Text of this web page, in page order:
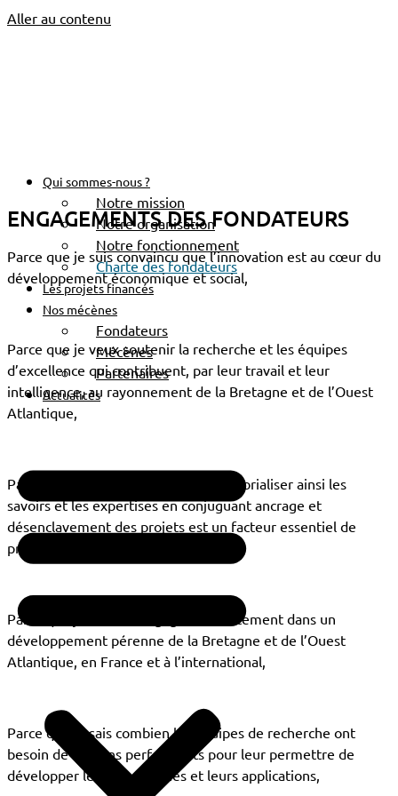
Aller au contenu
Qui sommes-nous ?
Notre mission
Notre organisation
Notre fonctionnement
Charte des fondateurs
Les projets financés
Nos mécènes
Fondateurs
Mécènes
Partenaires
Actualités
FONDATEURS
ENGAGEMENTS DES FONDATEURS
Parce que je suis convaincu que l’innovation est au cœur du
développement économique et social,
Parce que je veux soutenir la recherche et les équipes
d’excellence qui contribuent, par leur travail et leur
intelligence, au rayonnement de la Bretagne et de l’Ouest
Atlantique,
Parce que je suis convaincu que territorialiser ainsi les
savoirs et les expertises en conjuguant ancrage et
désenclavement des projets est un facteur essentiel de
progression et de transmission,
Parce que je veux m’engager concrètement dans un
développement pérenne de la Bretagne et de l’Ouest
Atlantique, en France et à l’international,
Parce que je sais combien les équipes de recherche ont
besoin de moyens performants pour leur permettre de
développer leurs recherches et leurs applications,